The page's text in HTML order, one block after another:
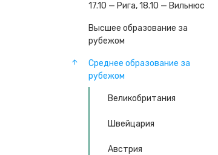
17.10 — Рига, 18.10 — Вильнюс
Высшее образование за
рубежом
Среднее образование за
рубежом
Великобритания
Швейцария
Австрия